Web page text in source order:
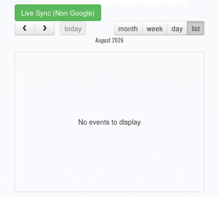
Live Sync (Non Google)
today
month week day list
August 2026
No events to display